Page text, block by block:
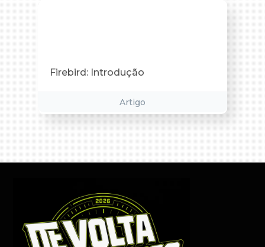
Firebird: Introdução
Artigo